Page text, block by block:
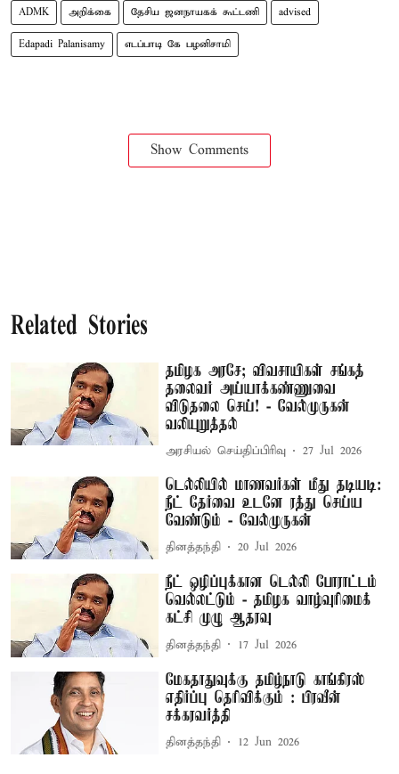
ADMK அறிக்கை தேசிய ஜனநாயகக் கூட்டணி advised
Edapadi Palanisamy எடப்பாடி கே பழனிசாமி
Show Comments
Related Stories
தமிழக அரசே; விவசாயிகள் சங்கத்
தலைவர் அய்யாக்கண்ணுவை
விடுதலை செய்! - வேல்முருகன்
வலியுறுத்தல்
அரசியல் செய்திப்பிரிவு 27 Jul 2026
டெல்லியில் மாணவர்கள் மீது தடியடி:
நீட் தேர்வை உடனே ரத்து செய்ய
வேண்டும் - வேல்முருகன்
தினத்தந்தி 20 Jul 2026
நீட் ஒழிப்புக்கான டெல்லி போராட்டம்
வெல்லட்டும் - தமிழக வாழ்வுரிமைக்
கட்சி முழு ஆதரவு
தினத்தந்தி 17 Jul 2026
மேகதாதுவுக்கு தமிழ்நாடு காங்கிரஸ்
எதிர்ப்பு தெரிவிக்கும் : பிரவீன்
சக்கரவர்த்தி
தினத்தந்தி 12 Jun 2026